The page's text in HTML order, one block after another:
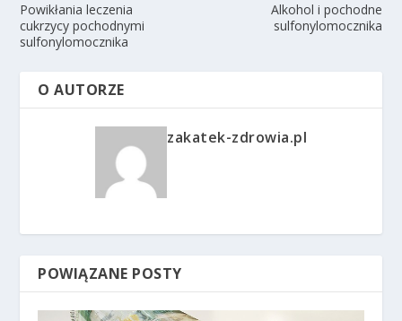
Powikłania leczenia
cukrzycy pochodnymi
sulfonylomocznika
Alkohol i pochodne
sulfonylomocznika
O AUTORZE
zakatek-zdrowia.pl
POWIĄZANE POSTY